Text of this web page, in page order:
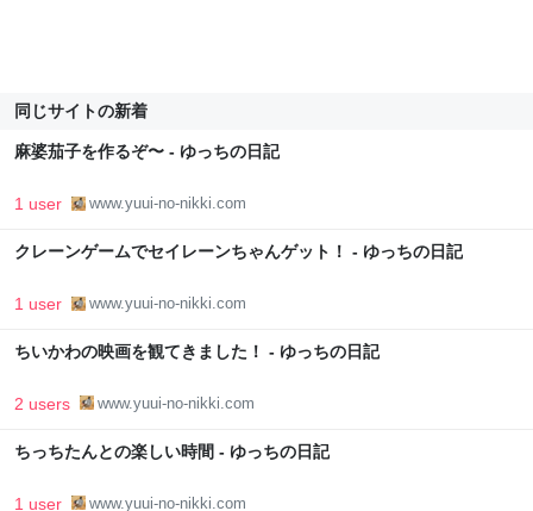
同じサイトの新着
麻婆茄子を作るぞ〜 - ゆっちの日記
1 user www.yuui-no-nikki.com
クレーンゲームでセイレーンちゃんゲット！ - ゆっちの日記
1 user www.yuui-no-nikki.com
ちいかわの映画を観てきました！ - ゆっちの日記
2 users www.yuui-no-nikki.com
ちっちたんとの楽しい時間 - ゆっちの日記
1 user www.yuui-no-nikki.com